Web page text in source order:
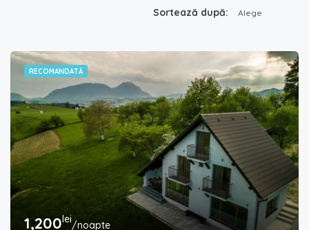
Sortează după: Alege
RECOMANDATĂ
1,200lei/noapte